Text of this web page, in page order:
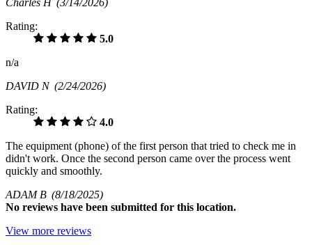
Rating:
5.0
n/a
DAVID N (2/24/2026)
Rating:
4.0
The equipment (phone) of the first person that tried to check me in
didn't work. Once the second person came over the process went
quickly and smoothly.
ADAM B (8/18/2025)
No reviews have been submitted for this location.
View more reviews